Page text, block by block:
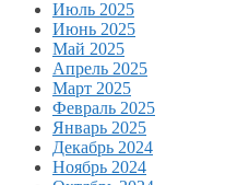
Июль 2025
Июнь 2025
Май 2025
Апрель 2025
Март 2025
Февраль 2025
Январь 2025
Декабрь 2024
Ноябрь 2024